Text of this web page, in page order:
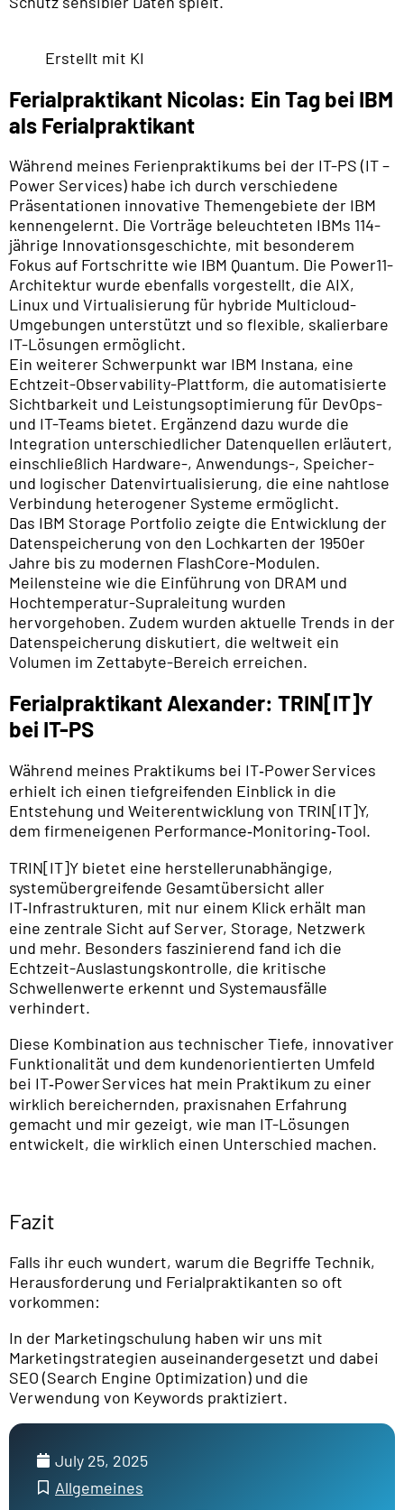
Erstellt mit KI
Ferialpraktikant Nicolas: Ein Tag bei IBM
als Ferialpraktikant
Während meines Ferienpraktikums bei der IT-PS (IT –
Power Services) habe ich durch verschiedene
Präsentationen innovative Themengebiete der IBM
kennengelernt. Die Vorträge beleuchteten IBMs 114-
jährige Innovationsgeschichte, mit besonderem
Fokus auf Fortschritte wie IBM Quantum. Die Power11-
Architektur wurde ebenfalls vorgestellt, die AIX,
Linux und Virtualisierung für hybride Multicloud-
Umgebungen unterstützt und so flexible, skalierbare
IT-Lösungen ermöglicht.
Ein weiterer Schwerpunkt war IBM Instana, eine
Echtzeit-Observability-Plattform, die automatisierte
Sichtbarkeit und Leistungsoptimierung für DevOps-
und IT-Teams bietet. Ergänzend dazu wurde die
Integration unterschiedlicher Datenquellen erläutert,
einschließlich Hardware-, Anwendungs-, Speicher-
und logischer Datenvirtualisierung, die eine nahtlose
Verbindung heterogener Systeme ermöglicht.
Das IBM Storage Portfolio zeigte die Entwicklung der
Datenspeicherung von den Lochkarten der 1950er
Jahre bis zu modernen FlashCore-Modulen.
Meilensteine wie die Einführung von DRAM und
Hochtemperatur-Supraleitung wurden
hervorgehoben. Zudem wurden aktuelle Trends in der
Datenspeicherung diskutiert, die weltweit ein
Volumen im Zettabyte-Bereich erreichen.
Ferialpraktikant Alexander: TRIN[IT]Y
bei IT-PS
Während meines Praktikums bei IT‑Power Services
erhielt ich einen tiefgreifenden Einblick in die
Entstehung und Weiterentwicklung von TRIN[IT]Y,
dem firmeneigenen Performance‑Monitoring‑Tool.
TRIN[IT]Y bietet eine herstellerunabhängige,
systemübergreifende Gesamtübersicht aller
IT‑Infrastrukturen, mit nur einem Klick erhält man
eine zentrale Sicht auf Server, Storage, Netzwerk
und mehr. Besonders faszinierend fand ich die
Echtzeit-Auslastungskontrolle, die kritische
Schwellenwerte erkennt und Systemausfälle
verhindert.
Diese Kombination aus technischer Tiefe, innovativer
Funktionalität und dem kundenorientierten Umfeld
bei IT‑Power Services hat mein Praktikum zu einer
wirklich bereichernden, praxisnahen Erfahrung
gemacht und mir gezeigt, wie man IT-Lösungen
entwickelt, die wirklich einen Unterschied machen.
Fazit
Falls ihr euch wundert, warum die Begriffe Technik,
Herausforderung und Ferialpraktikanten so oft
vorkommen:
In der Marketingschulung haben wir uns mit
Marketingstrategien auseinandergesetzt und dabei
SEO (Search Engine Optimization) und die
Verwendung von Keywords praktiziert.
July 25, 2025
Allgemeines